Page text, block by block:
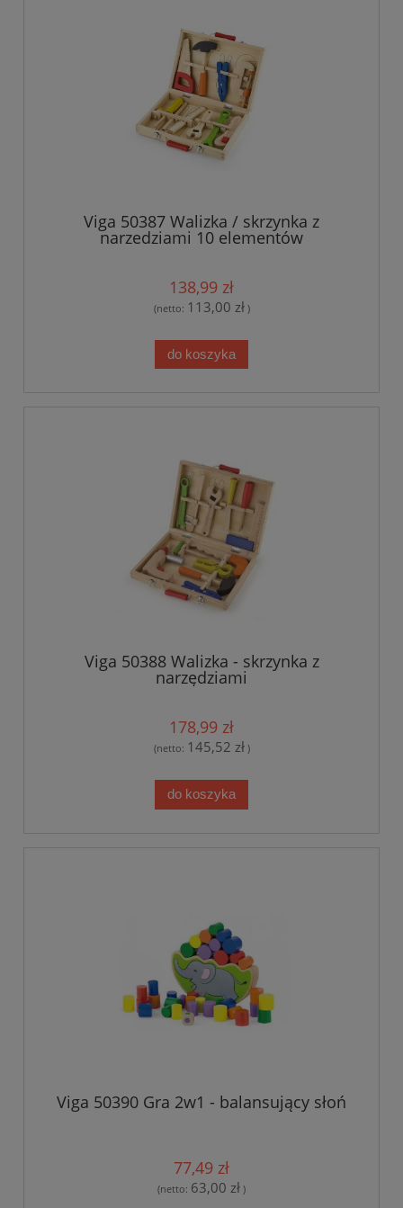
Viga 50387 Walizka / skrzynka z
narzedziami 10 elementów
138,99 zł
(netto: 113,00 zł)
do koszyka
Viga 50388 Walizka - skrzynka z
narzędziami
178,99 zł
(netto: 145,52 zł)
do koszyka
Viga 50390 Gra 2w1 - balansujący słoń
77,49 zł
(netto: 63,00 zł )